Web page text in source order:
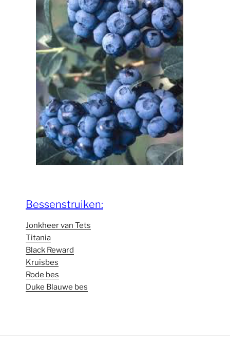
Bessenstruiken:
Jonkheer van Tets
Titania
Black Reward
Kruisbes
Rode bes
Duke Blauwe bes